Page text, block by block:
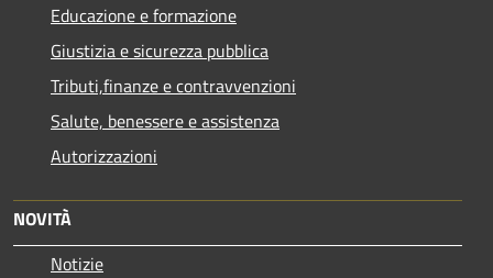
Educazione e formazione
Giustizia e sicurezza pubblica
Tributi,finanze e contravvenzioni
Salute, benessere e assistenza
Autorizzazioni
NOVITÀ
Notizie